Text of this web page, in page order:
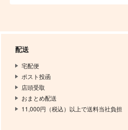
配送
宅配便
ポスト投函
店頭受取
おまとめ配送
11,000円（税込）以上で送料当社負担